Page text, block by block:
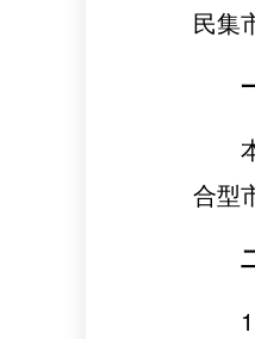
民集
合型